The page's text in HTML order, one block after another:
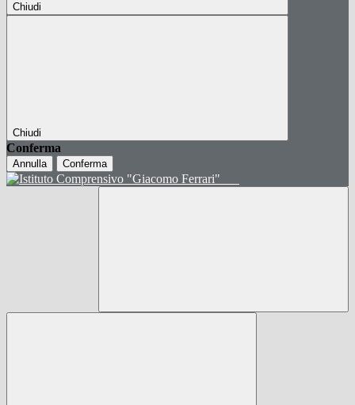
Chiudi
Chiudi
Conferma
Annulla Conferma